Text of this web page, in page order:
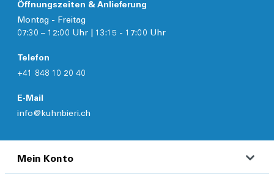
Öffnungszeiten & Anlieferung
Montag - Freitag
07:30 – 12:00 Uhr | 13:15 - 17:00 Uhr
Telefon
+41 848 10 20 40
E-Mail
info@kuhnbieri.ch
Mein Konto